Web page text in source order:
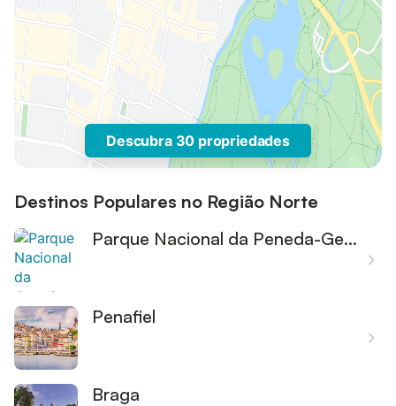
Descubra 30 propriedades
Destinos Populares no Região Norte
Parque Nacional da Peneda-Gerês
Penafiel
Braga